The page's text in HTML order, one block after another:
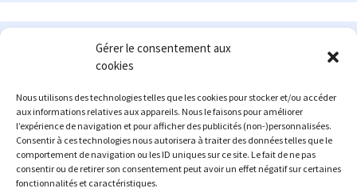
Gérer le consentement aux
cookies
Nous utilisons des technologies telles que les cookies pour stocker et/ou accéder
aux informations relatives aux appareils. Nous le faisons pour améliorer
l’expérience de navigation et pour afficher des publicités (non-)personnalisées.
Consentir à ces technologies nous autorisera à traiter des données telles que le
comportement de navigation ou les ID uniques sur ce site. Le fait de ne pas
consentir ou de retirer son consentement peut avoir un effet négatif sur certaines
fonctionnalités et caractéristiques.
Le site en quelques mots
: passionné d'automobile ancienne depuis de
nombreuses années, j'ai commencé à partager ma passion sur
internet à partir de 2009 au travers d'un blog qui a connu un relatif
succès. Fin 2013, je décide de prendre mon autonomie et me lancer
avec mon propre site : l'Automobile Ancienne.
Me contacter : alex(at)lautomobileancienne.com